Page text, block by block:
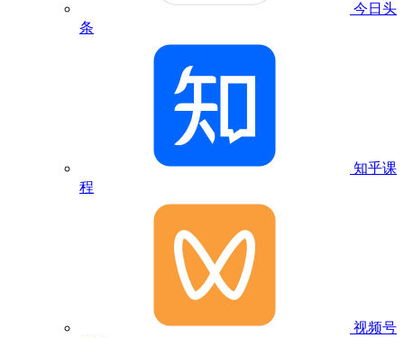
今日头
条
知乎课
程
视频号